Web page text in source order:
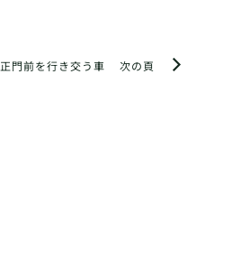
次の頁
正門前を行き交う車